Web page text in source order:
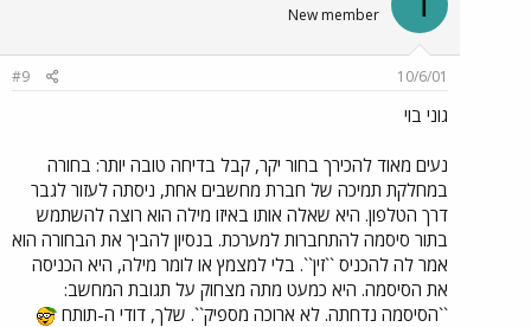
New member
10/6/01
#9
גוני בוי
נעים מאוד להכירך בחור יקר, קבל בדיחה טובה יותר: בחורה
במחלקת תמיכה של חברת מחשבים אחת, ניסתה לעזור לגבר
דרך הטלפון. היא שאלה אותו באיזו מילה הוא רוצה להשתמש
בתור סיסמה להתחברות למערכת. בנסיון להביך את הבחורה הוא
אמר לה להכניס ``זין``. בלי למצמץ או לומר מילה, היא הכניסה
את הסיסמה. היא כמעט מתה מצחוק על תגובת המחשב:
``הסיסמה נדחתה. לא ארוכה מספיק``. שלך, דודי ה-תותח